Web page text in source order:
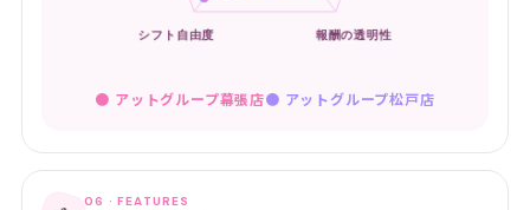
● アットグループ幕張店● アットグループ松戸店
06 · FEATURES